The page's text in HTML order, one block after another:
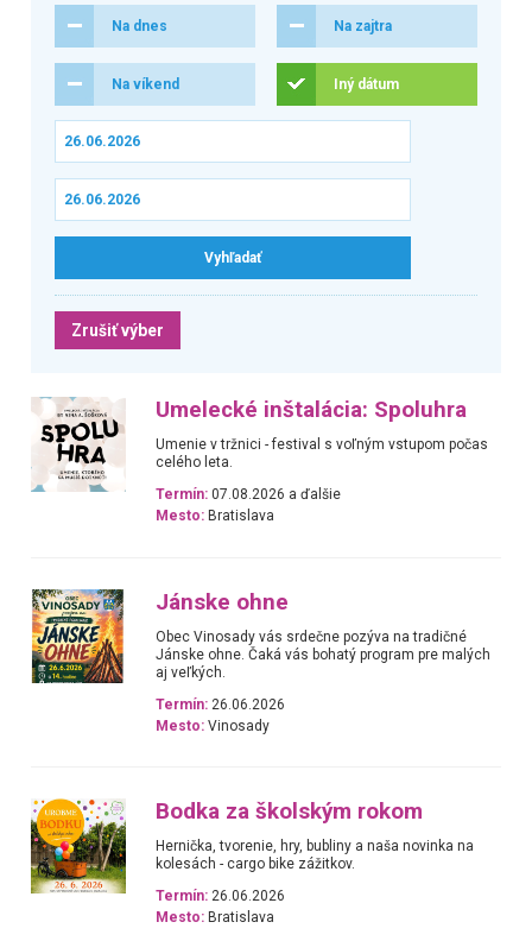
Na dnes Na zajtra
Na víkend Iný dátum
Zrušiť výber
Umelecké inštalácia: Spoluhra
Umenie v tržnici - festival s voľným vstupom počas
celého leta.
Termín: 07.08.2026 a ďalšie
Mesto: Bratislava
Jánske ohne
Obec Vinosady vás srdečne pozýva na tradičné
Jánske ohne. Čaká vás bohatý program pre malých
aj veľkých.
Termín: 26.06.2026
Mesto: Vinosady
Bodka za školským rokom
Hernička, tvorenie, hry, bubliny a naša novinka na
kolesách - cargo bike zážitkov.
Termín: 26.06.2026
Mesto: Bratislava